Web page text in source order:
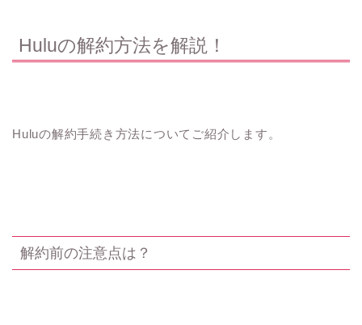
Huluの解約方法を解説！
Huluの解約手続き方法についてご紹介します。
解約前の注意点は？